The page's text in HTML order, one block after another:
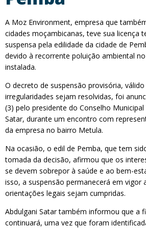
A Moz Environment, empresa que
cidades moçambicanas, teve sua licença
suspensa pela edilidade da cidade de
devido à recorrente poluição ambiental
instalada.
O decreto de suspensão provisória,
irregularidades sejam resolvidas, foi
(3) pelo presidente do Conselho
Satar, durante um encontro com
da empresa no bairro Metula.
Na ocasião, o edil de Pemba, que tem
tomada da decisão, afirmou que os
se devem sobrepor à saúde e ao bem-
isso, a suspensão permanecerá em vigor
orientações legais sejam cumpridas.
Abdulgani Satar também informou que a
continuará, uma vez que foram